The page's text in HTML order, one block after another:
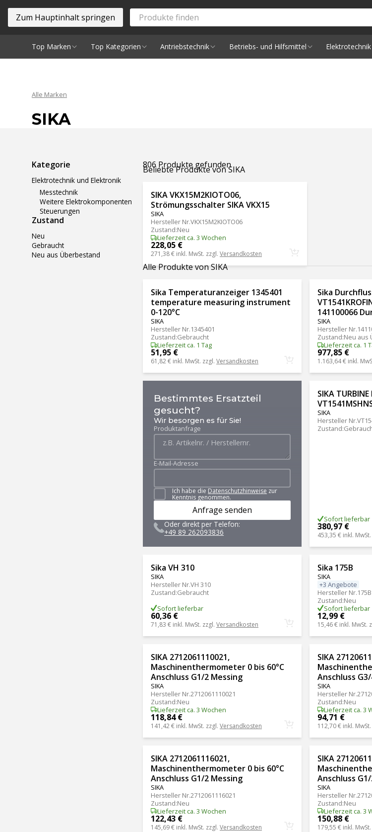
Zum Hauptinhalt springen
Top Marken Top Kategorien Antriebstechnik Betriebs- und Hilfsmittel
Alle Marken
SIKA
Ergebnisse filtern
Kategorie
Elektrotechnik und Elektronik
Messtechnik
Weitere Elektrokomponenten
Steuerungen
Zustand
Neu
Gebraucht
Neu aus Überbestand
806 Produkte gefunden
Beliebte Produkte von SIKA
SIKA VKX15M2KIOTO06,
Strömungsschalter SIKA VKX15
SIKA
Hersteller Nr.VKX15M2KIOTO06
Zustand:Neu
Lieferzeit ca. 3 Wochen
228,05 €
271,38 € inkl. MwSt. zzgl. Versandkosten
Alle Produkte von SIKA
Sika Temperaturanzeiger 1345401
temperature measuring instrument
0-120°C
SIKA
Hersteller Nr.1345401
Zustand:Gebraucht
Lieferzeit ca. 1 Tag
51,95 €
61,82 € inkl. MwSt. zzgl. Versandkosten
Sika
141100066
SIKA
Hersteller Nr.
Zustand:Neu aus
Lieferzeit ca. 1
977,85 €
1.163,64 € inkl.
Bestimmtes Ersatzteil
gesucht?
Wir besorgen es für Sie!
Produktanfrage
E-Mail-Adresse
Ich habe die Datenschutzhinweise zur
Kenntnis genommen.
Anfrage senden
Oder direkt per Telefon:
+49 89 262093836
SIKA TURBINE
SIKA
Hersteller Nr.
Zustand:
Sofort lieferbar
380,97 €
453,35 € inkl.
Sika VH 310
SIKA
Hersteller Nr.VH 310
Zustand:Gebraucht
Sofort lieferbar
60,36 €
71,83 € inkl. MwSt. zzgl. Versandkosten
Sika 175B
SIKA
+3 Angebote
Hersteller Nr.175B
Zustand:Neu
Sofort lieferbar
12,99 €
15,46 € inkl. MwSt.
SIKA 2712061110021,
Maschinenthermometer 0 bis 60°C
Anschluss G1/2 Messing
SIKA
Hersteller Nr.2712061110021
Zustand:Neu
Lieferzeit ca. 3 Wochen
118,84 €
141,42 € inkl. MwSt. zzgl. Versandkosten
SIKA
Anschluss
SIKA
Hersteller Nr.
Zustand:Neu
Lieferzeit ca. 3
94,71 €
112,70 € inkl.
SIKA 2712061116021,
Maschinenthermometer 0 bis 60°C
Anschluss G1/2 Messing
SIKA
Hersteller Nr.2712061116021
Zustand:Neu
Lieferzeit ca. 3 Wochen
122,43 €
145,69 € inkl. MwSt. zzgl. Versandkosten
SIKA
Anschluss
SIKA
Hersteller Nr.
Zustand:Neu
Lieferzeit ca. 3
150,88 €
179,55 € inkl.